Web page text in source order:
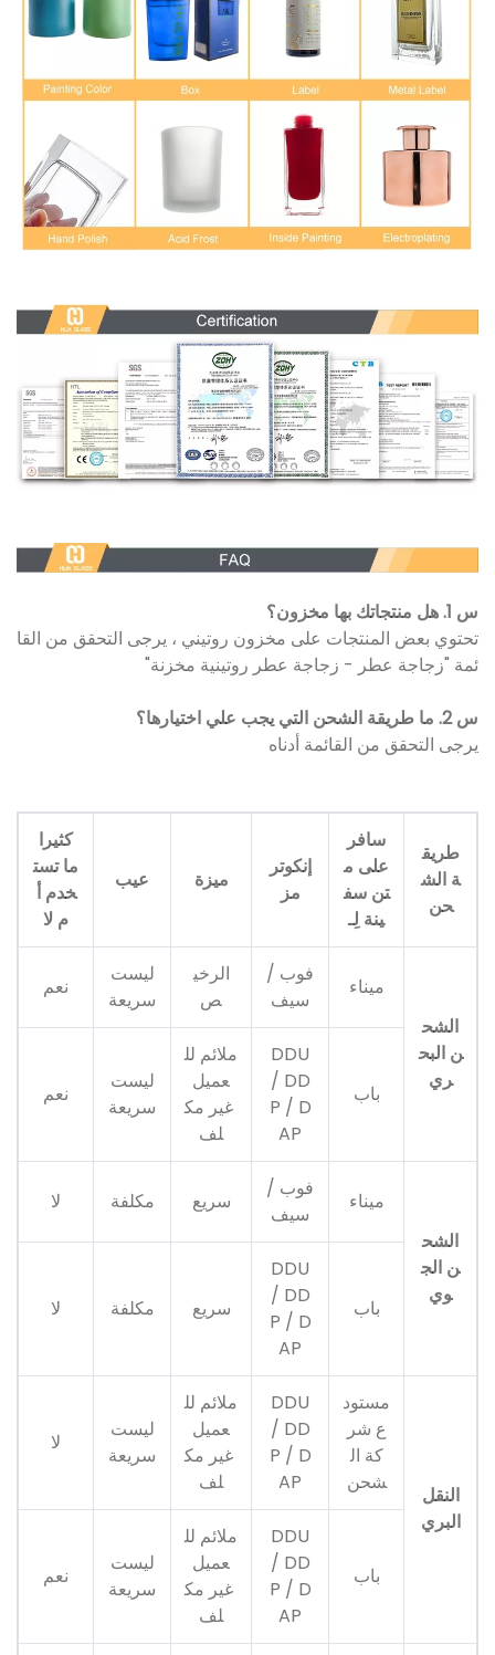
س 1. هل منتجاتك بها مخزون؟
تحتوي بعض المنتجات على مخزون روتيني ، يرجى التحقق من القا
ئمة "زجاجة عطر - زجاجة عطر روتينية مخزنة"
س 2. ما طريقة الشحن التي يجب علي اختيارها؟
يرجى التحقق من القائمة أدناه
طريق
ة الش
حن
سافر
على م
تن سف
ينة لِـ
إنكوتر
مز
ميزة عيب
كثيرا
ما تست
خدم أ
م لا
الشح
ن البح
ري
ميناء
فوب /
سيف
الرخي
ص
ليست
سريعة
نعم
باب
DDU
/ DD
P / D
AP
ملائم لل
عميل
غير مك
لف
ليست
سريعة
نعم
الشح
ن الج
وي
ميناء
فوب /
سيف
سريع مكلفة لا
باب
DDU
/ DD
P / D
AP
سريع مكلفة لا
النقل
البري
مستود
ع شر
كة ال
شحن
DDU
/ DD
P / D
AP
ملائم لل
عميل
غير مك
لف
ليست
سريعة
لا
باب
DDU
/ DD
P / D
AP
ملائم لل
عميل
غير مك
لف
ليست
سريعة
نعم